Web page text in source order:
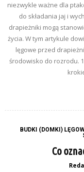
niezwykle ważne dla
do składania jaj i
drapieżniki mogą
życia. W tym artykule
lęgowe przed
środowisko do rozrodu.
BUDKI (DOMKI)
Co